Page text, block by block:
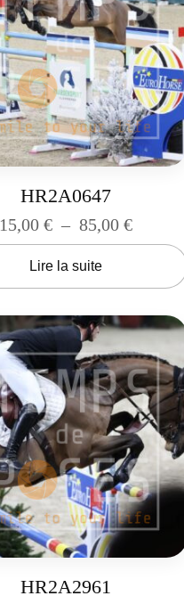
HR2A0647
15,00€ – 85,00€
Lire la suite
HR2A2961